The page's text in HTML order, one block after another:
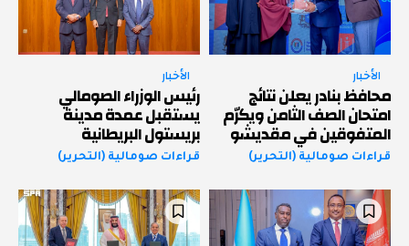
الأخبار
محافظ بنادر يعلن نتائج
امتحان الصف الثامن ويكرّم
المتفوقين في مقديشو
قراءات صومالية (التحرير)
الأخبار
رئيس الوزراء الصومالي
يستقبل عمدة مدينة
بريستول البريطانية
قراءات صومالية (التحرير)